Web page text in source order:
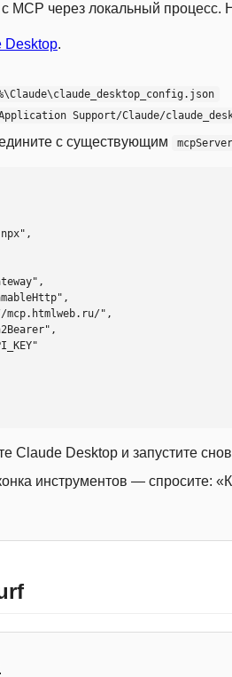
MCP через локальный процесс.
Desktop.
Support/Claude/
с существующим
Claude Desktop и запустите
инструментов — спросите: